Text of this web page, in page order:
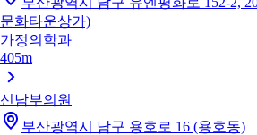
문화타운상가)
가정의학과
405m
신남부의원
부산광역시 남구 용호로 16 (용호동)